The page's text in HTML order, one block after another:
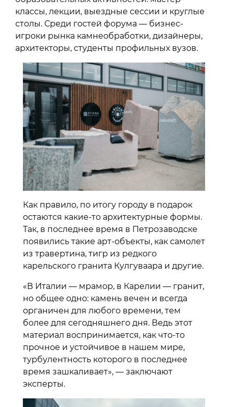
классы, лекции, выездные сессии и круглые
столы. Среди гостей форума — бизнес-
игроки рынка камнеобработки, дизайнеры,
архитекторы, студенты профильных вузов.
Как правило, по итогу городу в подарок
остаются какие-то архитектурные формы.
Так, в последнее время в Петрозаводске
появились такие арт-объекты, как самолет
из травертина, тигр из редкого
карельского гранита Кулгуваара и другие.
«В Италии — мрамор, в Карелии — гранит,
но общее одно: камень вечен и всегда
органичен для любого времени, тем
более для сегодняшнего дня. Ведь этот
материал воспринимается, как что-то
прочное и устойчивое в нашем мире,
турбулентность которого в последнее
время зашкаливает», — заключают
эксперты.